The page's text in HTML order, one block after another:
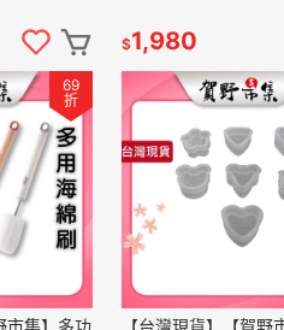
臉盆 珪
15W
$1,980
69
折